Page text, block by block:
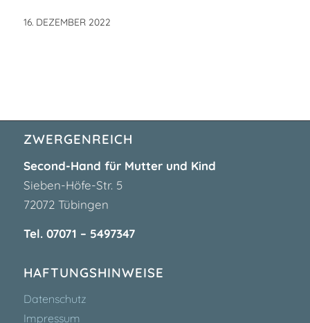
16. DEZEMBER 2022
ZWERGENREICH
Second-Hand für Mutter und Kind
Sieben-Höfe-Str. 5
72072 Tübingen
Tel. 07071 – 5497347
HAFTUNGSHINWEISE
Datenschutz
Impressum